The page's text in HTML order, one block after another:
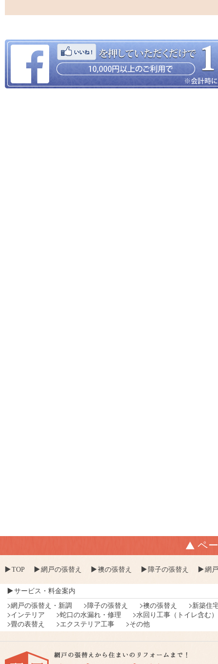
ペ
TOP 網戸の張替え 襖の張替え 障子の張替え 網
サービス・料金案内
網戸の張替え・新調
障子の張替え 襖の張替え
新築住
インテリア
蛇口の水漏れ・修理
水回り工事（トイレ含む）
畳の表替え
エクステリア工事 その他